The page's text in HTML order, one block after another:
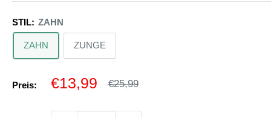
STIL: ZAHN
ZAHN ZUNGE
Preis: Sonderpreis
€13,99 Normalpreis
€25,99